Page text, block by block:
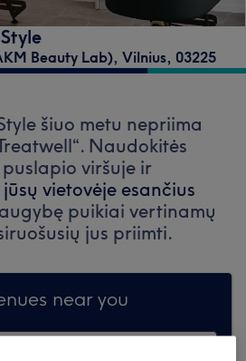
Beauty Lab), Vilnius, 03225
šiuo metu nepriima
Naudokitės
viršuje ir
vietovėje esančius
puikiai vertinamų
jus priimti.
near you